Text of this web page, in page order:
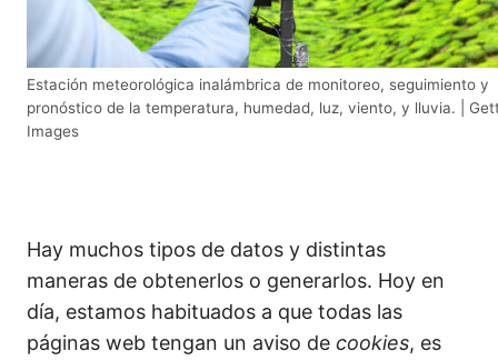
6 lecciones
Unidad didáctica 3: Configuración del
dispositivo y primeros tests (3h)
3 lecciones
Unidad didáctica 4: Vamos a "sentir"
"sentir" nuestro barrio (3h)
3 lecciones
Estación meteorológica inalámbrica de monitoreo, seguimiento y
pronóstico de la temperatura, humedad, luz, viento, y lluvia. |
Images
Hay muchos tipos de datos y distintas
maneras de obtenerlos o generarlos. Hoy en
día, estamos habituados a que todas las
páginas web tengan un aviso de cookies, es